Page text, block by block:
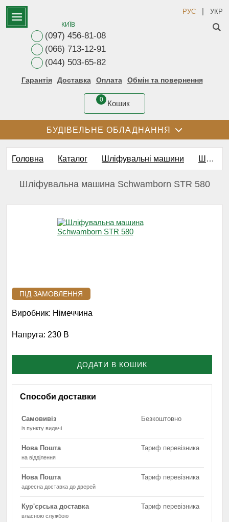
КИЇВ
(097) 456-81-08
(066) 713-12-91
(044) 503-65-82
Гарантія Доставка Оплата Обмін та повернення
0 Кошик
РУС | УКР
БУДІВЕЛЬНЕ ОБЛАДНАННЯ
Головна Каталог Шліфувальні машини Шліфовалні машини для бетону і бетонних підлог
Шліфувальна машина Schwamborn STR 580
ПІД ЗАМОВЛЕННЯ
Виробник: Німеччина
Напруга: 230 В
ДОДАТИ В КОШИК
Способи доставки
Самовивіз
із пункту видачі
Безкоштовно
Нова Пошта
на відділення
Тариф перевізника
Нова Пошта
адресна доставка до дверей
Тариф перевізника
Кур'єрська доставка
власною службою
Тариф перевізника